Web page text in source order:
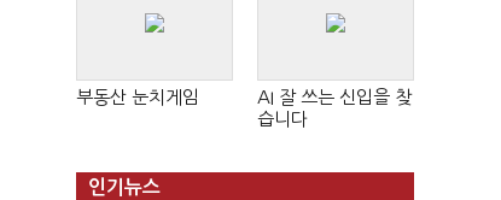
부동산 눈치게임
AI 잘 쓰는 신입을 찾
습니다
인기뉴스